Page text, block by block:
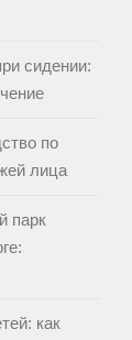
сидении:
по
лица
парк
как